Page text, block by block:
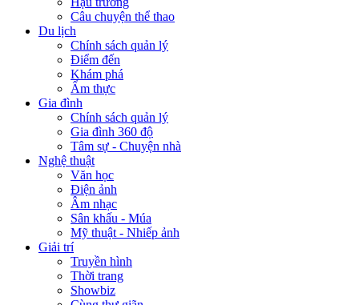
Câu chuyện thể thao
Du lịch
Chính sách quản lý
Điểm đến
Khám phá
Ẩm thực
Gia đình
Chính sách quản lý
Gia đình 360 độ
Tâm sự - Chuyện nhà
Nghệ thuật
Văn học
Điện ảnh
Âm nhạc
Sân khấu - Múa
Mỹ thuật - Nhiếp ảnh
Giải trí
Truyền hình
Thời trang
Showbiz